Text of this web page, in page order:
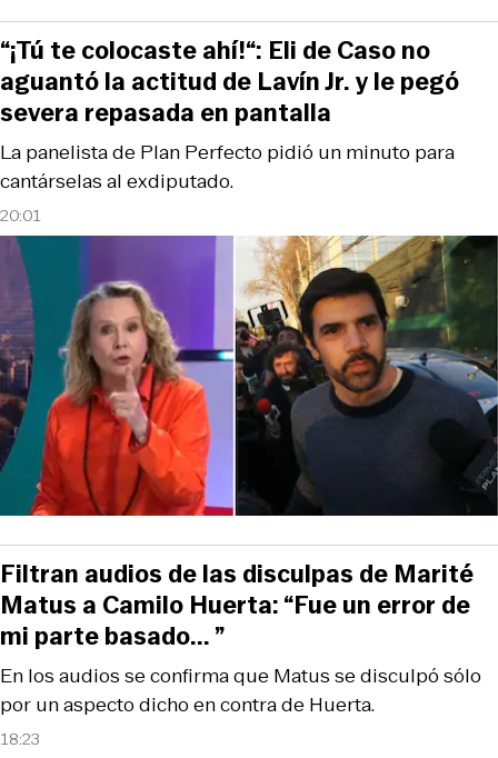
20:01
La panelista de Plan Perfecto pidió un minuto para
cantárselas al exdiputado.
“¡Tú te colocaste ahí!“: Eli de Caso no
aguantó la actitud de Lavín Jr. y le pegó
severa repasada en pantalla
18:23
En los audios se confirma que Matus se disculpó sólo
por un aspecto dicho en contra de Huerta.
Filtran audios de las disculpas de Marité
Matus a Camilo Huerta: “Fue un error de
mi parte basado... ”